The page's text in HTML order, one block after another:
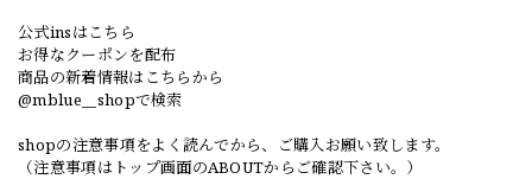
公式insはこちら
お得なクーポンを配布
商品の新着情報はこちらから
@mblue__shopで検索
shopの注意事項をよく読んでから、ご購入お願い致します。
（注意事項はトップ画面のABOUTからご確認下さい。）